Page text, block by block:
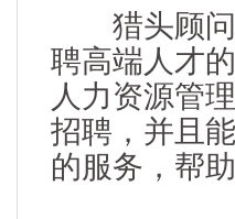
猎头顾问
聘高端人才
人力资源管
招聘，并且
的服务，帮